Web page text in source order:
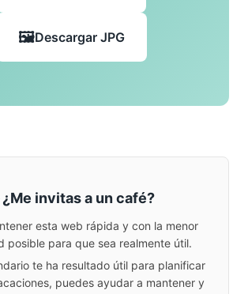
Descargar JPG
¿Me invitas a un café?
esta web rápida y con la menor
posible para que sea realmente útil.
te ha resultado útil para planificar
puedes ayudar a mantener y